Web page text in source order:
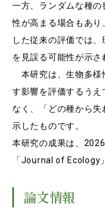
研究
社
大
一方、ランダムな種
性が高まる場合もあり
した従来の評価では
を見誤る可能性が示さ
本研究は、生物多様
す影響を評価するう
なく、「どの種から
示したものです。
本研究の成果は、
「Journal of Ecology
論文情報